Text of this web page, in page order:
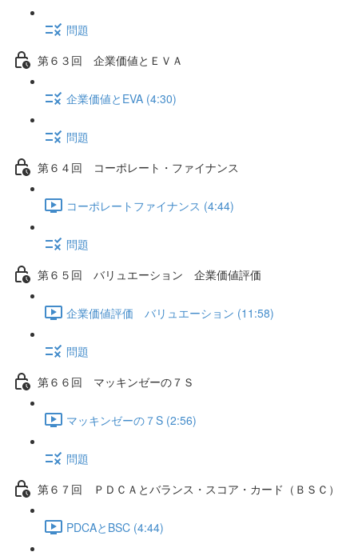
問題
第６３回 企業価値とＥＶＡ
企業価値とEVA (4:30)
問題
第６４回 コーポレート・ファイナンス
コーポレートファイナンス (4:44)
問題
第６５回 バリュエーション 企業価値評価
企業価値評価 バリュエーション (11:58)
問題
第６６回 マッキンゼーの７Ｓ
マッキンゼーの７S (2:56)
問題
第６７回 ＰＤＣＡとバランス・スコア・カード（ＢＳＣ）
PDCAとBSC (4:44)